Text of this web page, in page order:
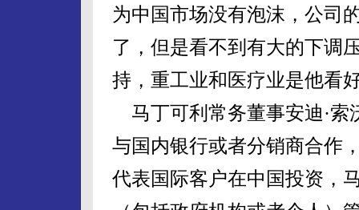
为中国市场没有泡沫，公司
了，但是看不到有大的下调
持，重工业和医疗业是他看
马丁可利常务董事安迪·索
与国内银行或者分销商合作
代表国际客户在中国投资，